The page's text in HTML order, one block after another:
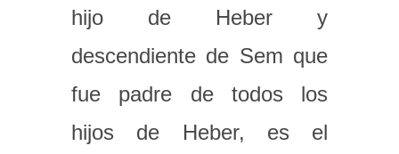
hijo de Heber y
descendiente de Sem que
fue padre de todos los
hijos de Heber, es el